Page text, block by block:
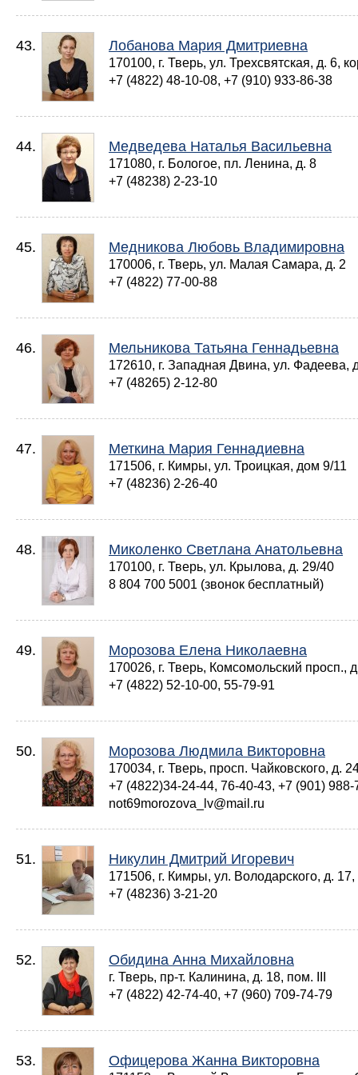
43. Лобанова Мария Дмитриевна
170100, г. Тверь, ул. Трехсвятская, д. 6,
+7 (4822) 48-10-08, +7 (910) 933-86-38
44. Медведева Наталья Васильевна
171080, г. Бологое, пл. Ленина, д. 8
+7 (48238) 2-23-10
45. Медникова Любовь Владимировна
170006, г. Тверь, ул. Малая Самара, д. 2
+7 (4822) 77-00-88
46. Мельникова Татьяна Геннадьевна
172610, г. Западная Двина, ул. Фадеева,
+7 (48265) 2-12-80
47. Меткина Мария Геннадиевна
171506, г. Кимры, ул. Троицкая, дом 9/11
+7 (48236) 2-26-40
48. Миколенко Светлана Анатольевна
170100, г. Тверь, ул. Крылова, д. 29/40
8 804 700 5001 (звонок бесплатный)
49. Морозова Елена Николаевна
170026, г. Тверь, Комсомольский просп.,
+7 (4822) 52-10-00, 55-79-91
50. Морозова Людмила Викторовна
170034, г. Тверь, просп. Чайковского, д.
+7 (4822)34-24-44, 76-40-43, +7 (901) 988-
not69morozova_lv@mail.ru
51. Никулин Дмитрий Игоревич
171506, г. Кимры, ул. Володарского, д.
+7 (48236) 3-21-20
52. Обидина Анна Михайловна
г. Тверь, пр-т. Калинина, д. 18, пом. III
+7 (4822) 42-74-40, +7 (960) 709-74-79
53. Офицерова Жанна Викторовна